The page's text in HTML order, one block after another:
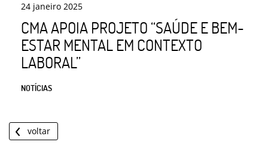
24 janeiro 2025
CMA APOIA PROJETO “SAÚDE E BEM-
ESTAR MENTAL EM CONTEXTO
LABORAL”
NOTÍCIAS
voltar